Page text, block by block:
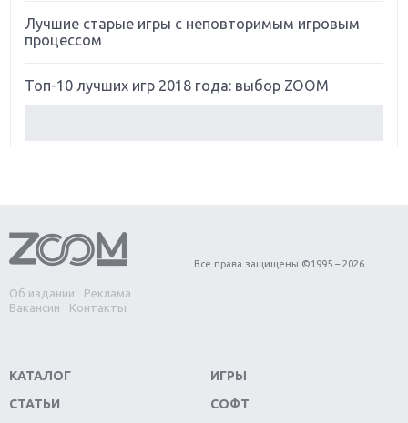
Лучшие старые игры с неповторимым игровым
процессом
Топ-10 лучших игр 2018 года: выбор ZOOM
Обзор игры Forza Horizon 4: вершина эволюции
Две важных новинки для консолей: Spider-Man и
Divinity Original Sin 2
Switch
Об издании
Реклама
Вакансии
Контакты
Все права защищены ©1995 – 2026
КАТАЛОГ
СТАТЬИ
ИГРЫ
СОФТ